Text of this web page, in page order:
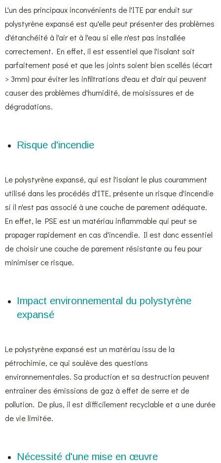
L'un des principaux inconvénients de l'ITE par enduit sur
polystyrène expansé est qu'elle peut présenter des problèmes
d'étanchéité à l'air et à l'eau si elle n'est pas installée
correctement. En effet, il est essentiel que l'isolant soit
parfaitement posé et que les joints soient bien scellés (écart
> 3mm) pour éviter les infiltrations d'eau et d'air qui peuvent
causer des problèmes d'humidité, de moisissures et de
dégradations.
Risque d'incendie
Le polystyrène expansé, qui est l'isolant le plus couramment
utilisé dans les procédés d'ITE, présente un risque d'incendie
si il n'est pas associé à une couche de parement adéquate.
En effet, le PSE est un matériau inflammable qui peut se
propager rapidement en cas d'incendie. Il est donc essentiel
de choisir une couche de parement résistante au feu pour
minimiser ce risque.
Impact environnemental du polystyrène
expansé
Le polystyrène expansé est un matériau issu de la
pétrochimie, ce qui soulève des questions
environnementales. Sa production et sa destruction peuvent
entraîner des émissions de gaz à effet de serre et de
pollution. De plus, il est difficilement recyclable et a une durée
de vie limitée.
Nécessité d'une mise en œuvre